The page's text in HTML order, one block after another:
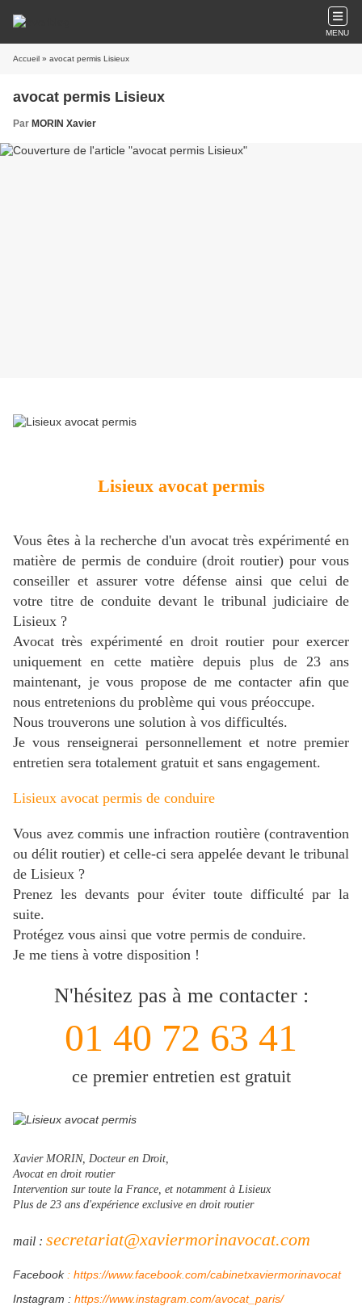
MENU
Accueil » avocat permis Lisieux
avocat permis Lisieux
Par MORIN Xavier
Lisieux avocat permis
Vous êtes à la recherche d'un avocat très expérimenté en
matière de permis de conduire (droit routier) pour vous
conseiller et assurer votre défense ainsi que celui de
votre titre de conduite devant le tribunal judiciaire de
Lisieux ?
Avocat très expérimenté en droit routier pour exercer
uniquement en cette matière depuis plus de 23 ans
maintenant, je vous propose de me contacter afin que
nous entretenions du problème qui vous préoccupe.
Nous trouverons une solution à vos difficultés.
Je vous renseignerai personnellement et notre premier
entretien sera totalement gratuit et sans engagement.
Lisieux avocat permis de conduire
Vous avez commis une infraction routière (contravention
ou délit routier) et celle-ci sera appelée devant le tribunal
de Lisieux ?
Prenez les devants pour éviter toute difficulté par la
suite.
Protégez vous ainsi que votre permis de conduire.
Je me tiens à votre disposition !
N'hésitez pas à me contacter :
01 40 72 63 41
ce premier entretien est gratuit
Xavier MORIN, Docteur en Droit,
Avocat en droit routier
Intervention sur toute la France, et notamment à Lisieux
Plus de 23 ans d'expérience exclusive en droit routier
mail : secretariat@xaviermorinavocat.com
Facebook : https://www.facebook.com/cabinetxaviermorinavocat
Instagram : https://www.instagram.com/avocat_paris/